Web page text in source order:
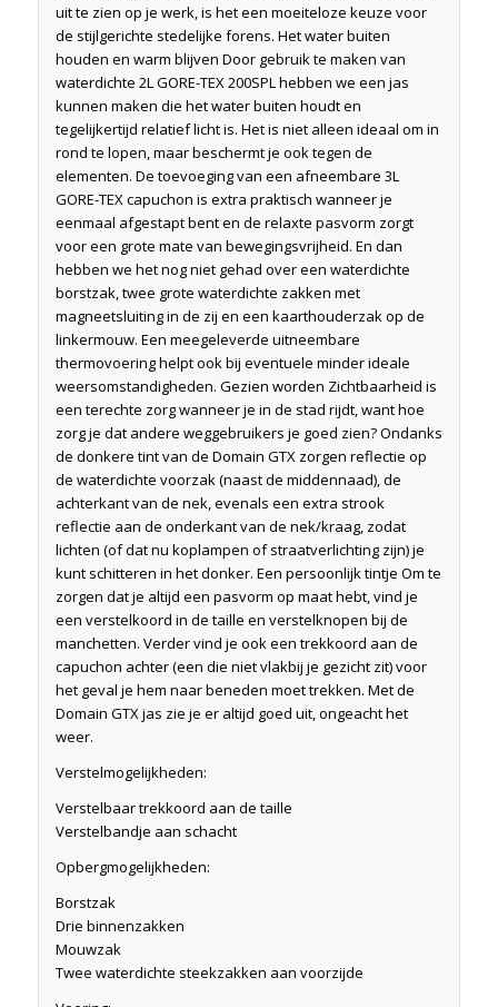
uit te zien op je werk, is het een moeiteloze keuze voor
de stijlgerichte stedelijke forens. Het water buiten
houden en warm blijven Door gebruik te maken van
waterdichte 2L GORE-TEX 200SPL hebben we een jas
kunnen maken die het water buiten houdt en
tegelijkertijd relatief licht is. Het is niet alleen ideaal om in
rond te lopen, maar beschermt je ook tegen de
elementen. De toevoeging van een afneembare 3L
GORE-TEX capuchon is extra praktisch wanneer je
eenmaal afgestapt bent en de relaxte pasvorm zorgt
voor een grote mate van bewegingsvrijheid. En dan
hebben we het nog niet gehad over een waterdichte
borstzak, twee grote waterdichte zakken met
magneetsluiting in de zij en een kaarthouderzak op de
linkermouw. Een meegeleverde uitneembare
thermovoering helpt ook bij eventuele minder ideale
weersomstandigheden. Gezien worden Zichtbaarheid is
een terechte zorg wanneer je in de stad rijdt, want hoe
zorg je dat andere weggebruikers je goed zien? Ondanks
de donkere tint van de Domain GTX zorgen reflectie op
de waterdichte voorzak (naast de middennaad), de
achterkant van de nek, evenals een extra strook
reflectie aan de onderkant van de nek/kraag, zodat
lichten (of dat nu koplampen of straatverlichting zijn) je
kunt schitteren in het donker. Een persoonlijk tintje Om te
zorgen dat je altijd een pasvorm op maat hebt, vind je
een verstelkoord in de taille en verstelknopen bij de
manchetten. Verder vind je ook een trekkoord aan de
capuchon achter (een die niet vlakbij je gezicht zit) voor
het geval je hem naar beneden moet trekken. Met de
Domain GTX jas zie je er altijd goed uit, ongeacht het
weer.
Verstelmogelijkheden:
Verstelbaar trekkoord aan de taille
Verstelbandje aan schacht
Opbergmogelijkheden:
Borstzak
Drie binnenzakken
Mouwzak
Twee waterdichte steekzakken aan voorzijde